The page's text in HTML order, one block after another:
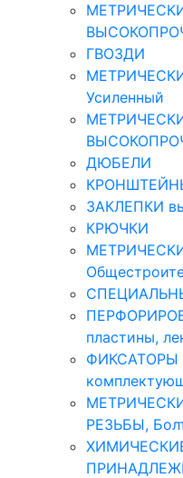
ГВОЗДИ
Усиленный
ДЮБЕЛИ
ЗАКЛЕПКИ
КРЮЧКИ
пластины,
ФИКСАТОРЫ
РЕЗЬБЫ,